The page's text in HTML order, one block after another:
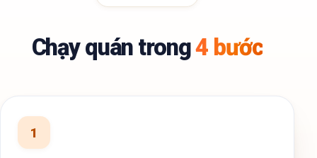
Chạy quán trong4 bước
1